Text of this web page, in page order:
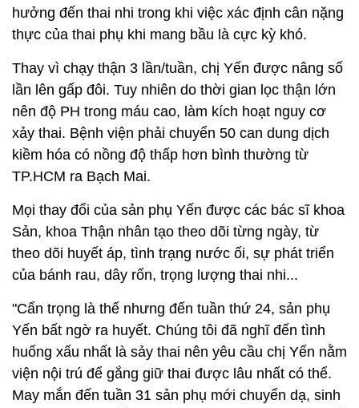
hưởng đến thai nhi trong khi việc xác định cân nặng
thực của thai phụ khi mang bầu là cực kỳ khó.
Thay vì chạy thận 3 lần/tuần, chị Yến được nâng số
lần lên gấp đôi. Tuy nhiên do thời gian lọc thận lớn
nên độ PH trong máu cao, làm kích hoạt nguy cơ
xảy thai. Bệnh viện phải chuyển 50 can dung dịch
kiềm hóa có nồng độ thấp hơn bình thường từ
TP.HCM ra Bạch Mai.
Mọi thay đổi của sản phụ Yến được các bác sĩ khoa
Sản, khoa Thận nhân tạo theo dõi từng ngày, từ
theo dõi huyết áp, tình trạng nước ối, sự phát triển
của bánh rau, dây rốn, trọng lượng thai nhi...
"Cẩn trọng là thế nhưng đến tuần thứ 24, sản phụ
Yến bất ngờ ra huyết. Chúng tôi đã nghĩ đến tình
huống xấu nhất là sảy thai nên yêu cầu chị Yến nằm
viện nội trú để gắng giữ thai được lâu nhất có thể.
May mắn đến tuần 31 sản phụ mới chuyển dạ, sinh